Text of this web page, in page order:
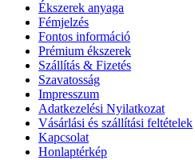
Ékszerek anyaga
Fémjelzés
Fontos információ
Prémium ékszerek
Szállítás & Fizetés
Szavatosság
Impresszum
Adatkezelési Nyilatkozat
Vásárlási és szállítási feltételek
Kapcsolat
Honlaptérkép